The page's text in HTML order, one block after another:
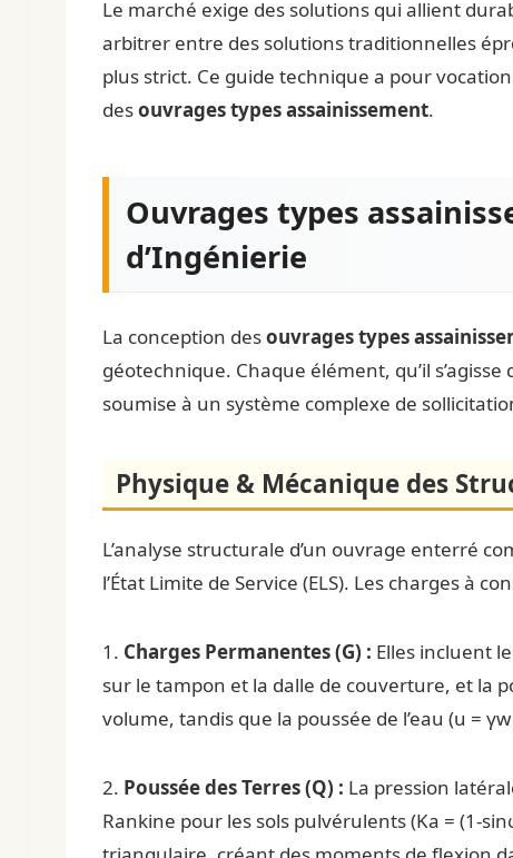
Le marché exige des solutions qui allient
arbitrer entre des solutions traditionnelles
plus strict. Ce guide technique a pour
desouvrages types assainissement.
Ouvrages types
d’Ingénierie
La conception desouvrages types
géotechnique. Chaque élément, qu’il
soumise à un système complexe de
Physique & Mécanique des
L’analyse structurale d’un ouvrage enterré
l’État Limite de Service (ELS). Les charges à
1. Charges Permanentes (G) : Elles incluent
sur le tampon et la dalle de couverture, et la
volume, tandis que la poussée de l’eau (u =
2. Poussée des Terres (Q) : La pression
Rankine pour les sols pulvérulents (Ka = (1-